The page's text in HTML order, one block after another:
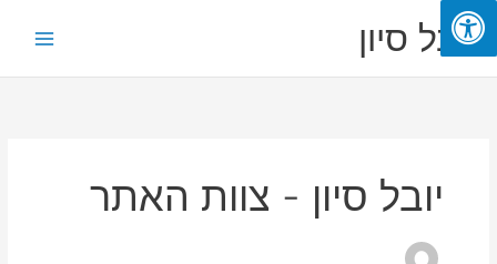
דילוג
לתוכןיובל סיון
יובל סיון - צוות האתר